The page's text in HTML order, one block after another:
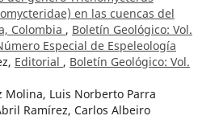
en las cuencas del
Colombia , Boletín Geológico: Vol.
Especial de Espeleología
Editorial , Boletín Geológico: Vol.
Molina, Luis Norberto Parra
Ramírez, Carlos Albeiro